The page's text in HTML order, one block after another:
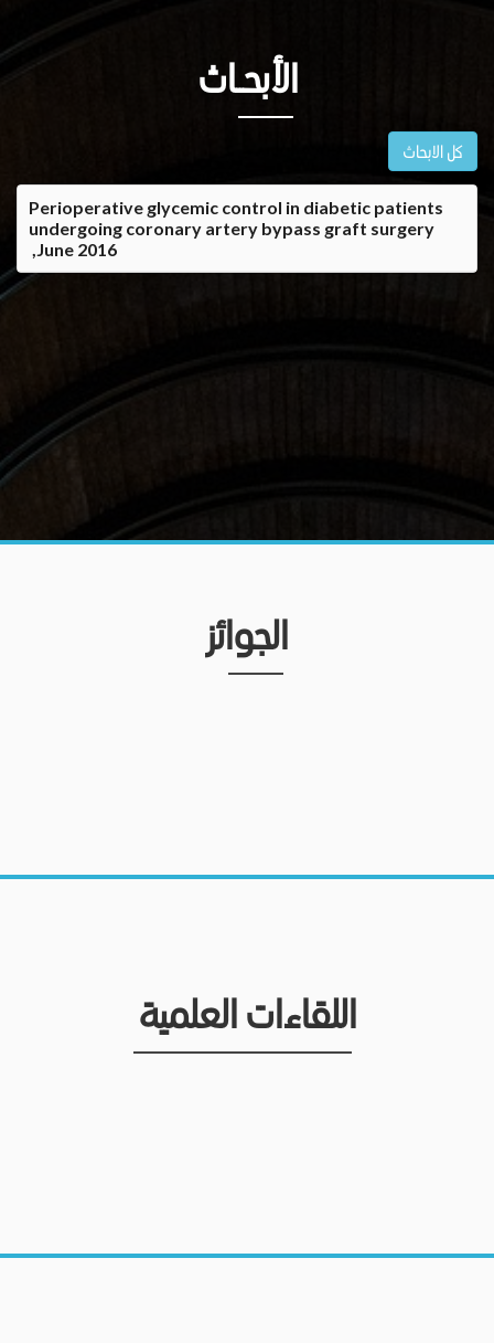
الأبحــاث
كل الابحاث
Perioperative glycemic control in diabetic patients
undergoing coronary artery bypass graft surgery
,June 2016
الجوائز
اللقاءات العلمية